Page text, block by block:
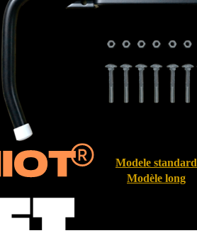
Modele standard
Modèle long